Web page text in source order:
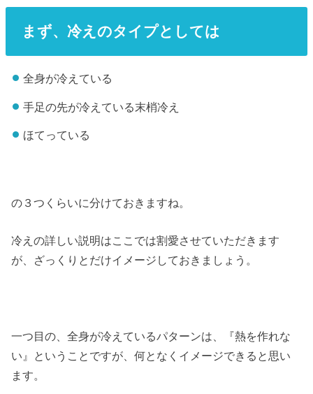
まず、冷えのタイプとしては
全身が冷えている
手足の先が冷えている末梢冷え
ほてっている
の３つくらいに分けておきますね。
冷えの詳しい説明はここでは割愛させていただきます
が、ざっくりとだけイメージしておきましょう。
一つ目の、全身が冷えているパターンは、『熱を作れな
い』ということですが、何となくイメージできると思い
ます。